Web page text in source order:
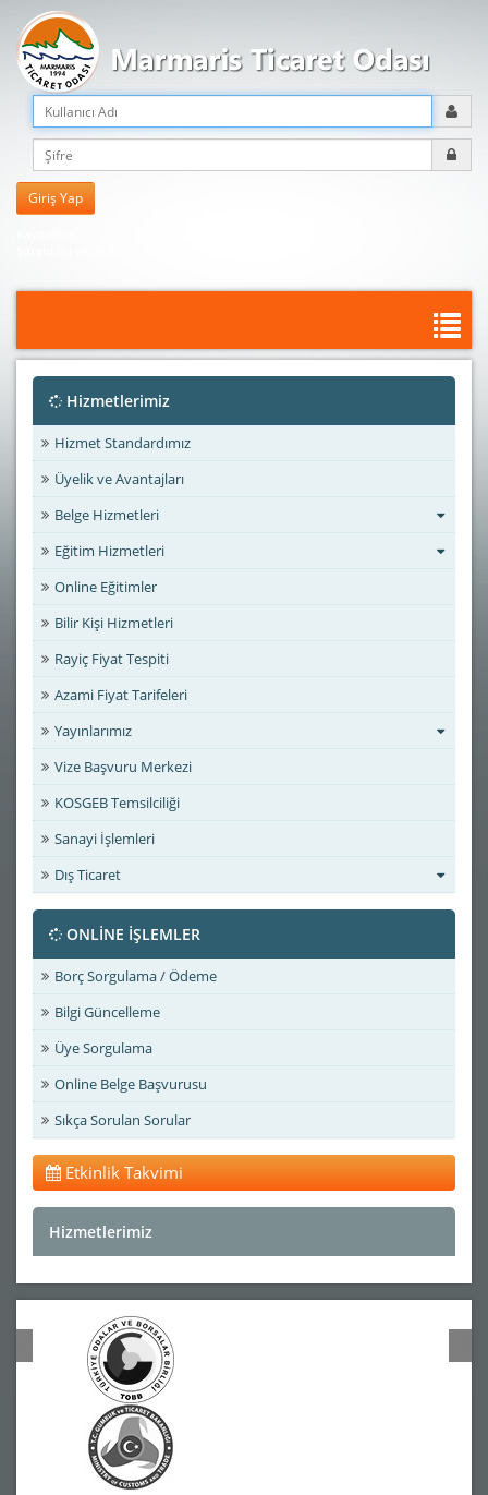
Hizmetlerimiz
Hizmet Standardımız
Üyelik ve Avantajları
Belge Hizmetleri
Eğitim Hizmetleri
Online Eğitimler
Bilir Kişi Hizmetleri
Rayiç Fiyat Tespiti
Azami Fiyat Tarifeleri
Yayınlarımız
Vize Başvuru Merkezi
KOSGEB Temsilciliği
Sanayi İşlemleri
Dış Ticaret
ONLİNE İŞLEMLER
Borç Sorgulama / Ödeme
Bilgi Güncelleme
Üye Sorgulama
Online Belge Başvurusu
Sıkça Sorulan Sorular
Etkinlik Takvimi
Hizmetlerimiz